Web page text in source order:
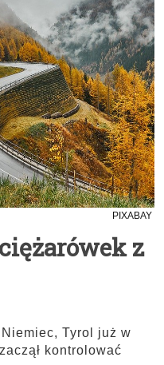
PIXABAY
z
Tyrol już w
kontrolować